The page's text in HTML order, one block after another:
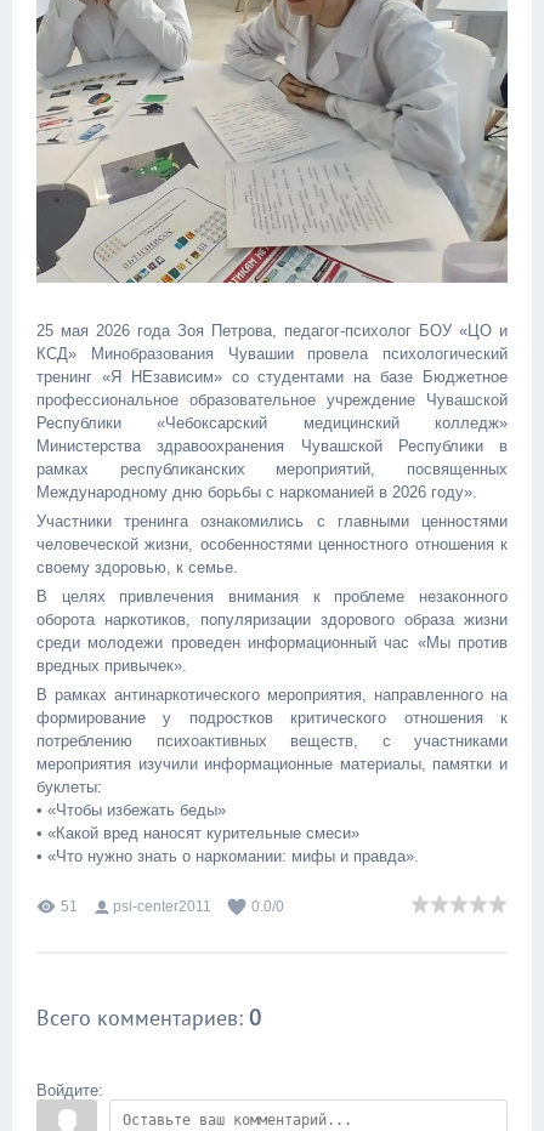
25 мая 2026 года Зоя Петрова, педагог-психолог БОУ «ЦО и
КСД» Минобразования Чувашии провела психологический
тренинг «Я НЕзависим» со студентами на базе Бюджетное
профессиональное образовательное учреждение Чувашской
Республики «Чебоксарский медицинский колледж»
Министерства здравоохранения Чувашской Республики в
рамках республиканских мероприятий, посвященных
Международному дню борьбы с наркоманией в 2026 году».
Участники тренинга ознакомились с главными ценностями
человеческой жизни, особенностями ценностного отношения к
своему здоровью, к семье.
В целях привлечения внимания к проблеме незаконного
оборота наркотиков, популяризации здорового образа жизни
среди молодежи проведен информационный час «Мы против
вредных привычек».
В рамках антинаркотического мероприятия, направленного на
формирование у подростков критического отношения к
потреблению психоактивных веществ, с участниками
мероприятия изучили информационные материалы, памятки и
буклеты:
• «Чтобы избежать беды»
• «Какой вред наносят курительные смеси»
• «Что нужно знать о наркомании: мифы и правда».
51 psi-center2011 0.0/0
Всего комментариев: 0
Войдите: